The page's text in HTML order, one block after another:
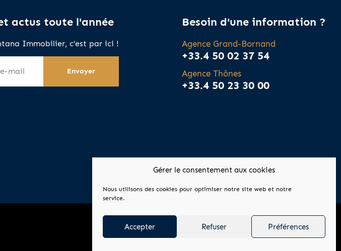
Gérer le consentement aux cookies
Nous utilisons des cookies pour optimiser notre site web et notre
service.
Accepter Refuser Préférences
actus toute l'année
Immobilier, c’est par ici !
Besoin d'une information ?
Agence Grand-Bornand
+33.4 50 02 37 54
Agence Thônes
+33.4 50 23 30 00
Tous droits réservés © Montana 2026 - Made by ALTIMAX